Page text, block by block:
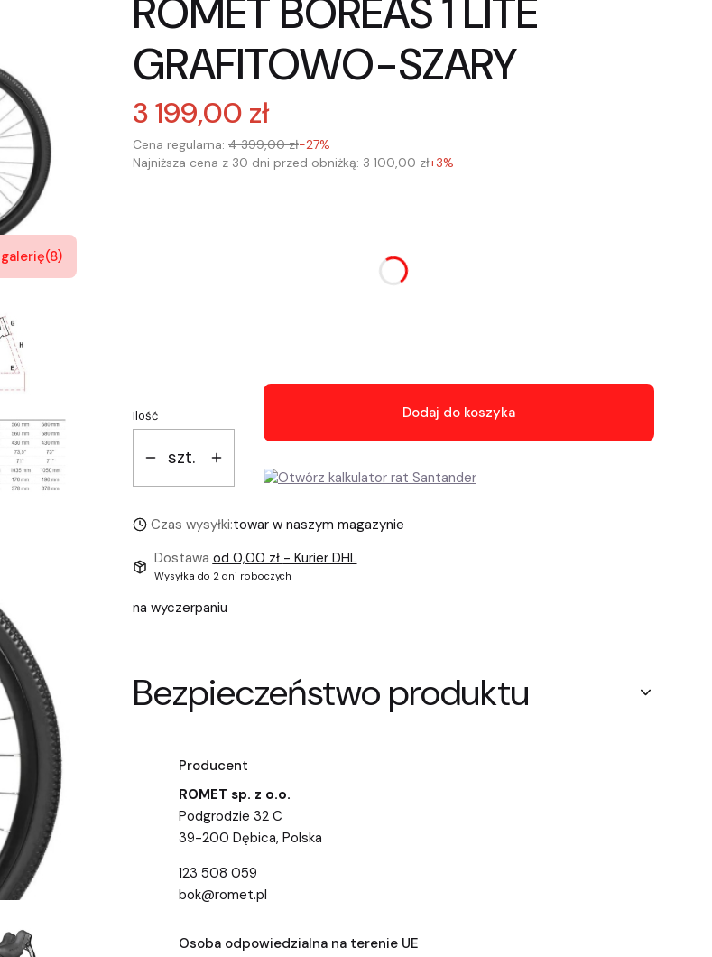
(8)
ROMET BOREAS 1 LITE
GRAFITOWO-SZARY
3 199,00 zł
Cena regularna: 4 399,00 zł-27%
Najniższa cena z 30 dni przed obniżką: 3 100,00 zł+3%
Ilość
szt.
Dodaj do koszyka
Czas wysyłki:towar w naszym magazynie
Dostawa od 0,00 zł - Kurier DHL
Wysyłka do 2 dni roboczych
na wyczerpaniu
Bezpieczeństwo produktu
Producent
ROMET sp. z o.o.
Podgrodzie 32 C
39-200 Dębica, Polska
123 508 059
bok@romet.pl
Osoba odpowiedzialna na terenie UE